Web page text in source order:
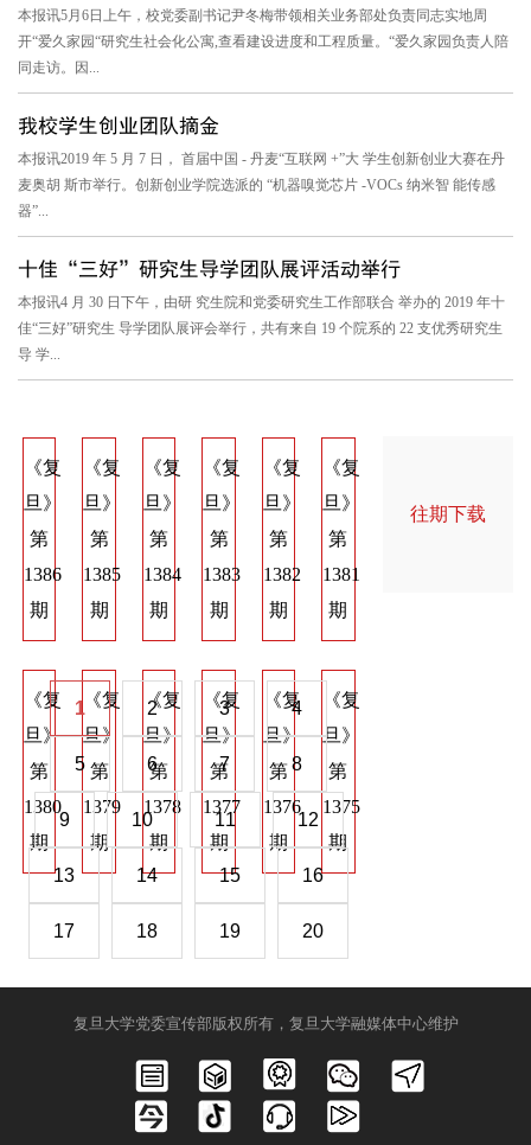
本报讯5月6日上午，校党委副书记尹冬梅带领相关业务部处负责同志实地周
开“爱久家园“研究生社会化公寓,查看建设进度和工程质量。“爱久家园负责人陪
同走访。因...
我校学生创业团队摘金
本报讯2019 年 5 月 7 日， 首届中国 - 丹麦“互联网 +”大 学生创新创业大赛在丹
麦奥胡 斯市举行。创新创业学院选派的 “机器嗅觉芯片 -VOCs 纳米智 能传感
器”...
十佳“三好”研究生导学团队展评活动举行
本报讯4 月 30 日下午，由研 究生院和党委研究生工作部联合 举办的 2019 年十
佳“三好”研究生 导学团队展评会举行，共有来自 19 个院系的 22 支优秀研究生
导 学...
《复
旦》
第
1386
期
《复
旦》
第
1385
期
《复
旦》
第
1384
期
《复
旦》
第
1383
期
《复
旦》
第
1382
期
《复
旦》
第
1381
期
《复
旦》
第
1380
期
《复
旦》
第
1379
期
《复
旦》
第
1378
期
《复
旦》
第
1377
期
《复
旦》
第
1376
期
《复
旦》
第
1375
期
旦》
1 2 3 4
5 6 7 8
9 10 11 12
13 14 15 16
17 18 19 20
往期下载
复旦大学党委宣传部版权所有，复旦大学融媒体中心维护